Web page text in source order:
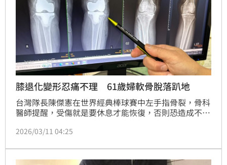
膝退化變形忍痛不理 61歲婦軟骨脫落趴地
台灣隊長陳傑憲在世界經典棒球賽中左手指骨裂，骨科
醫師提醒，受傷就是要休息才能恢復，否則恐造成不可
作，每天都要打掃或搬重物，膝蓋受傷時不理會，忍痛
倒無法站穩，最後開刀置換雙膝關節才能正常走路。
2026/03/11 04:25